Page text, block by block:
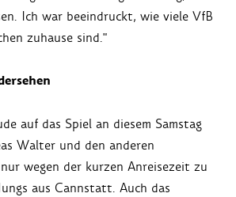
Ich war beeindruckt, wie viele VfB
zuhause sind."
auf das Spiel an diesem Samstag
Walter und den anderen
wegen der kurzen Anreisezeit zu
aus Cannstatt. Auch das